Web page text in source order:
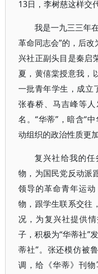
13日，李树慈这样交
我是一九三三年
革命同志会”的，后
兴社正副头目是秦启
夏，黄僖棠授意我，
一批青年学生，成立
张春桥、马吉峰等
名。“华蒂”，暗含“
动组织的政治性质更加
复兴社给我的
物，为国民党反动派
领导的革命青年运
物，跟学生联系交往
况，为复兴社提供
子，积极为“华蒂社”
蒂社”。张还模仿被
调，给《华蒂》刊